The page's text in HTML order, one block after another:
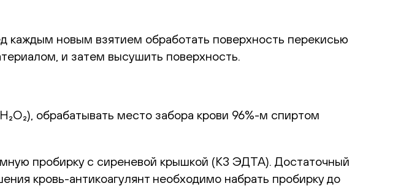
новым взятием обработать поверхность перекисью
и затем высушить поверхность.
обрабатывать место забора крови 96%-м спиртом
пробирку с сиреневой крышкой (К3 ЭДТА). Достаточный
кровь-антикоагулянт необходимо набрать пробирку до